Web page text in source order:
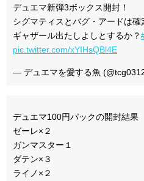
デュエマ新弾3ボックス開封！
シグマティスとバグ・アードは確
ギャザール出たしよしとするか？
pic.twitter.com/xYIHsQBl4E
— デュエマを愛する魚
デュエマ100円パックの開封結果
ゼーレ×２
ガンマスター１
ダテン×３
ライノ×２